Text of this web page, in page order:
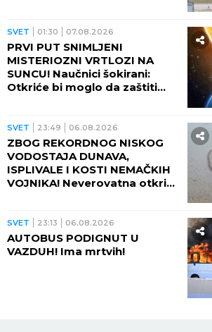
SVET 01:30 07.08.2026
PRVI PUT SNIMLJENI
MISTERIOZNI VRTLOZI NA
SUNCU! Naučnici šokirani:
Otkriće bi moglo da zaštiti
SVET 23:49 06.08.2026
ZBOG REKORDNOG NISKOG
VODOSTAJA DUNAVA,
ISPLIVALE I KOSTI NEMAČKIH
VOJNIKA! Neverovatna otkrića
SVET 23:13 06.08.2026
AUTOBUS PODIGNUT U
VAZDUH! Ima mrtvih!